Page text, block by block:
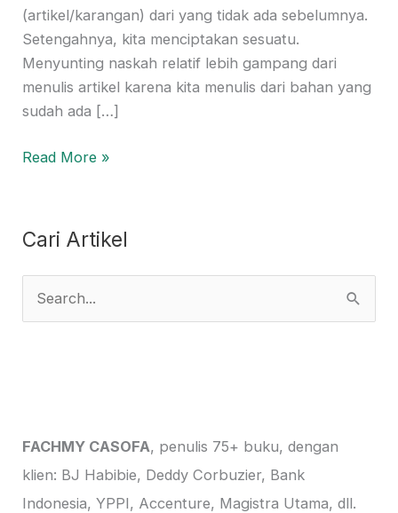
(artikel/karangan) dari yang tidak ada sebelumnya.
Setengahnya, kita menciptakan sesuatu.
Menyunting naskah relatif lebih gampang dari
menulis artikel karena kita menulis dari bahan yang
sudah ada […]
Read More »
Cari Artikel
h
f
o
FACHMY CASOFA, penulis 75+ buku, dengan
klien: BJ Habibie, Deddy Corbuzier, Bank
Indonesia, YPPI, Accenture, Magistra Utama, dll.